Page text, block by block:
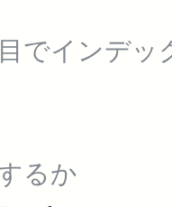
でインデッ
るか